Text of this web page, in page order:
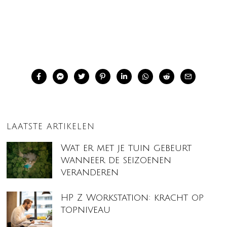
LAATSTE ARTIKELEN
Wat er met je tuin gebeurt
wanneer de seizoenen
veranderen
HP Z Workstation: kracht op
topniveau